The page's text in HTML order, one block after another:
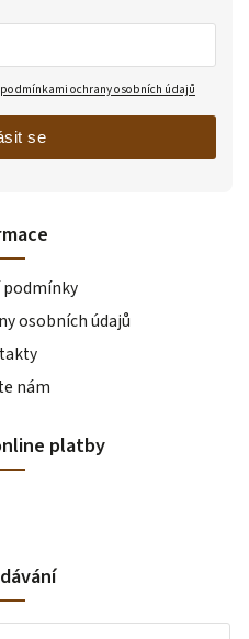
podmínky
osobních údajů
nám
platby
podmínkami ochrany osobních údajů
se